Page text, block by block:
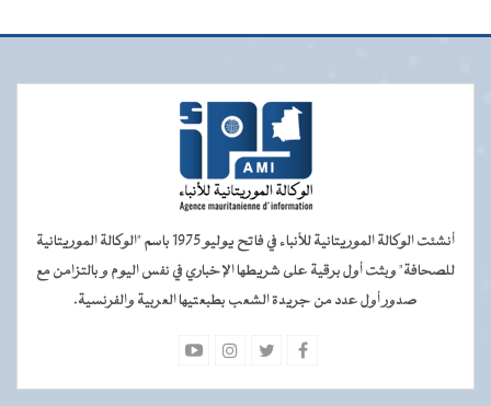
أنشئت الوكالة الموريتانية للأنباء في فاتح يوليو 1975 باسم "الوكالة الموريتانية
للصحافة" وبثت أول برقية على شريطها الإخباري في نفس اليوم و بالتزامن مع
صدور أول عدد من جريدة الشعب بطبعتيها العربية والفرنسية.